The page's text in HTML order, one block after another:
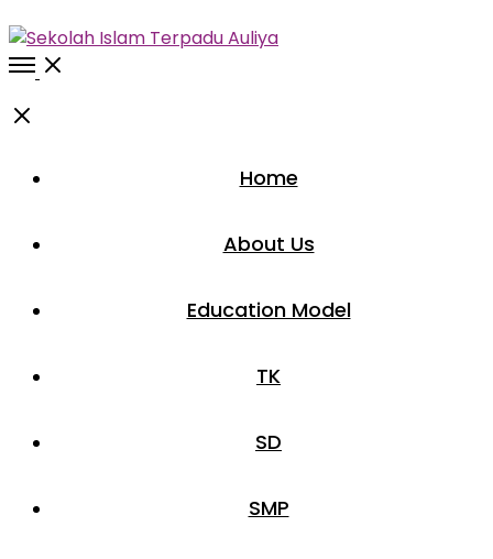
Open
Close
Home
About Us
Education Model
TK
SD
SMP